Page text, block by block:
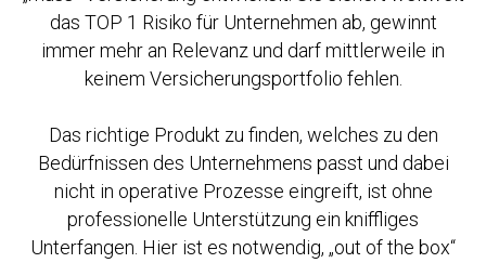
das TOP 1 Risiko für Unternehmen ab, gewinnt
immer mehr an Relevanz und darf mittlerweile in
keinem Versicherungsportfolio fehlen.
Das richtige Produkt zu finden, welches zu den
Bedürfnissen des Unternehmens passt und dabei
nicht in operative Prozesse eingreift, ist ohne
professionelle Unterstützung ein kniffliges
Unterfangen. Hier ist es notwendig, „out of the box“